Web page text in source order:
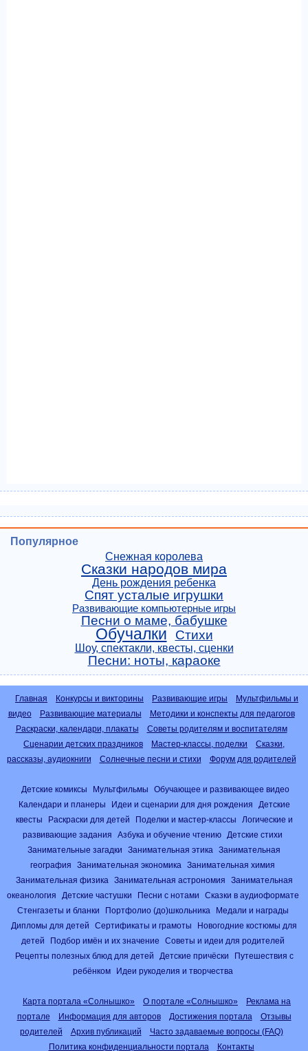
Популярное
Снежная королева
Сказки народов мира
День рождения ребенка
Спят усталые игрушки
Развивающие компьютерные игры
Песни о маме, бабушке
Обучалки Стихи
Шоу, спектакли, квесты, сценки
Песни: ноты, караоке
Главная Конкурсы и викторины Развивающие игры
Мультфильмы и
видео
Развивающие материалы
Методики и конспекты для педагогов
Раскраски, календари, плакаты
Советы родителям и воспитателям
Сценарии детских праздников
Мастер-классы, поделки
Сказки,
рассказы, аудиокниги
Солнечные песни и стихи Форум для родителей
Детские комиксы Мультфильмы
Обучающее и развивающее видео
Календари и планеры
Идеи и сценарии для дня рождения
Детские
квесты
Раскраски для детей Поделки и мастер-классы
Логические и
развивающие задания
Азбука и обучение чтению
Детские стихи
Занимательные загадки
Занимательная этика
Занимательная
география
Занимательная экономика
Занимательная химия
Занимательная физика
Занимательная астрономия
Занимательная
океанология
Детские частушки Песни с нотами
Сказки в аудиоформате
Стенгазеты и бланки
Портфолио (до)школьника
Медали и награды
Дипломы для детей
Сертификаты и грамоты
Новогодние костюмы для
детей
Подбор имён и их значение
Советы и идеи для родителей
Рецепты полезных блюд для детей
Детские причёски
Путешествия с
ребёнком
Идеи рукоделия и творчества
Карта портала «Солнышко» О портале «Солнышко»
Реклама на
портале
Информация для авторов Достижения портала
Отзывы
родителей
Архив публикаций
Часто задаваемые вопросы (FAQ)
Политика конфиденциальности портала
Контакты